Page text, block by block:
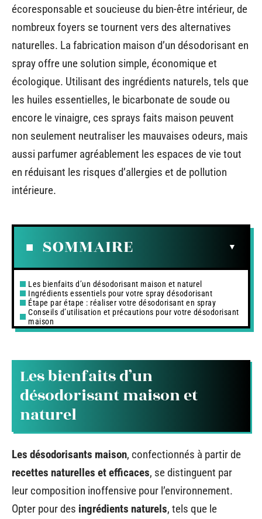
écoresponsable et soucieuse du bien-être intérieur, de
nombreux foyers se tournent vers des alternatives
naturelles. La fabrication maison d’un désodorisant en
spray offre une solution simple, économique et
écologique. Utilisant des ingrédients naturels, tels que
les huiles essentielles, le bicarbonate de soude ou
encore le vinaigre, ces sprays faits maison peuvent
non seulement neutraliser les mauvaises odeurs, mais
aussi parfumer agréablement les espaces de vie tout
en réduisant les risques d’allergies et de pollution
intérieure.
SOMMAIRE
Les bienfaits d’un désodorisant maison et naturel
Ingrédients essentiels pour votre spray désodorisant
Étape par étape : réaliser votre désodorisant en spray
Conseils d’utilisation et précautions pour votre désodorisant
maison
Les bienfaits d’un
désodorisant maison et
naturel
Les désodorisants maison, confectionnés à partir de
recettes naturelles et efficaces, se distinguent par
leur composition inoffensive pour l’environnement.
Opter pour des ingrédients naturels, tels que le